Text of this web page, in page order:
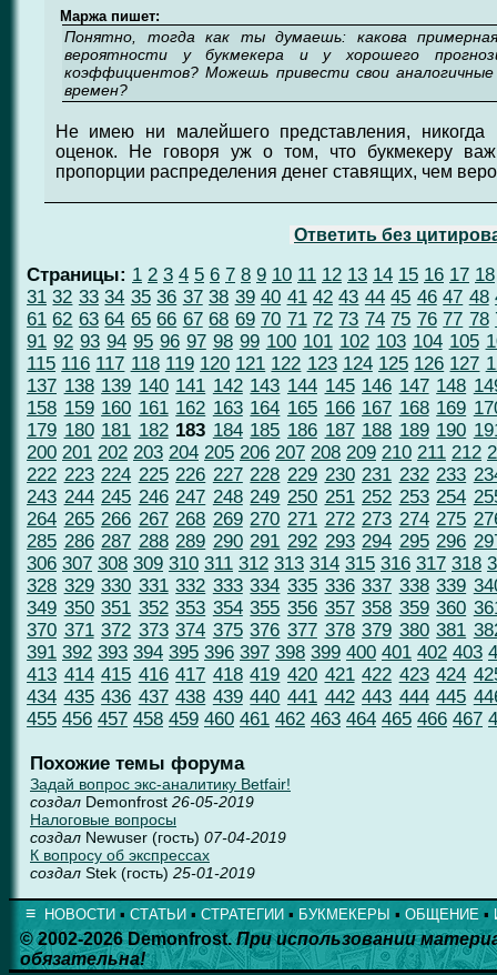
Маржа пишет:
Понятно, тогда как ты думаешь: какова
вероятности у букмекера и у хорошего
коэффициентов? Можешь привести свои
времен?
Не имею ни малейшего представления, никогда
оценок. Не говоря уж о том, что букмекеру
пропорции распределения денег ставящих, чем
Ответить без
Страницы: 1 2 3 4 5 6 7 8 9 10 11 12 13 14 15 16 17 18
31 32 33 34 35 36 37 38 39 40 41 42 43 44 45 46 47 48
61 62 63 64 65 66 67 68 69 70 71 72 73 74 75 76 77 78
91 92 93 94 95 96 97 98 99 100 101 102 103 104 105
115 116 117 118 119 120 121 122 123 124 125 126 127
137 138 139 140 141 142 143 144 145 146 147 148
158 159 160 161 162 163 164 165 166 167 168 169
179 180 181 182 183 184 185 186 187 188 189 190
200 201 202 203 204 205 206 207 208 209 210 211 212
222 223 224 225 226 227 228 229 230 231 232 233
243 244 245 246 247 248 249 250 251 252 253 254
264 265 266 267 268 269 270 271 272 273 274 275
285 286 287 288 289 290 291 292 293 294 295 296
306 307 308 309 310 311 312 313 314 315 316 317 318
328 329 330 331 332 333 334 335 336 337 338 339
349 350 351 352 353 354 355 356 357 358 359 360
370 371 372 373 374 375 376 377 378 379 380 381
391 392 393 394 395 396 397 398 399 400 401 402 403
413 414 415 416 417 418 419 420 421 422 423 424
434 435 436 437 438 439 440 441 442 443 444 445
455 456 457 458 459 460 461 462 463 464 465 466 467
Похожие темы форума
Задай вопрос экс-аналитику Betfair!
создал Demonfrost 26-05-2019
Налоговые вопросы
создал Newuser (гость) 07-04-2019
К вопросу об экспрессах
создал Stek (гость) 25-01-2019
≡ НОВОСТИ ▪ СТАТЬИ ▪ СТРАТЕГИИ ▪ БУКМЕКЕРЫ ▪ ОБЩЕНИЕ ▪
© 2002-2026 Demonfrost.При использовании
обязательна!